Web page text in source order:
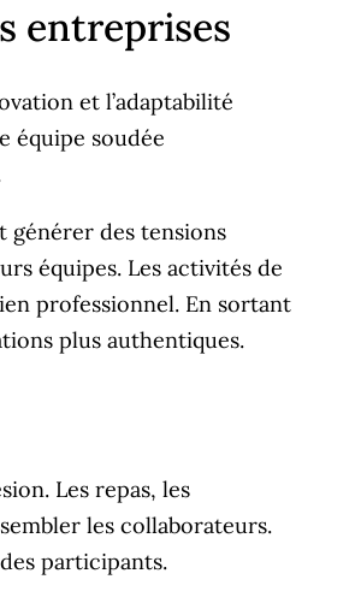
entreprises
et l’adaptabilité
équipe soudée
générer des tensions
équipes. Les activités de
professionnel. En sortant
plus authentiques.
Les repas, les
les collaborateurs.
participants.